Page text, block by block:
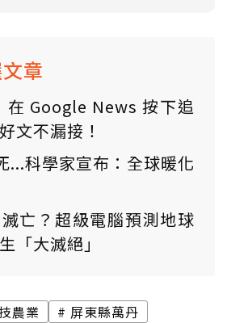
章
在 Google News 按下追
文不漏接！
...科學家宣布：全球暖化
亡？超級電腦預測地球
「大滅絕」
農業
屏東縣萬丹